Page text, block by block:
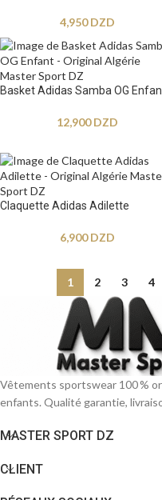
4,950DZD
Basket Adidas Samba OG
12,900DZD
Claquette Adidas Adilette
6,900DZD
1 2 3 4
Vêtements sportswear 100 %
enfants. Qualité garantie,
MASTER SPORT DZ
CLIENT